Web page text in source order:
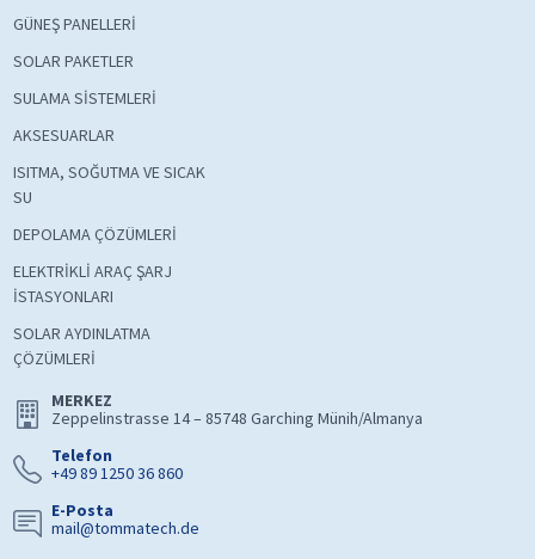
GÜNEŞ PANELLERİ
SOLAR PAKETLER
SULAMA SİSTEMLERİ
AKSESUARLAR
ISITMA, SOĞUTMA VE SICAK
SU
DEPOLAMA ÇÖZÜMLERİ
ELEKTRİKLİ ARAÇ ŞARJ
İSTASYONLARI
SOLAR AYDINLATMA
ÇÖZÜMLERİ
MERKEZ
Zeppelinstrasse 14 – 85748 Garching Münih/Almanya
Telefon
+49 89 1250 36 860
E-Posta
mail@tommatech.de